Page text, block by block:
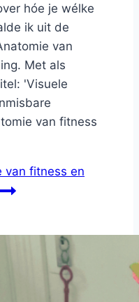
hóe je wélke
ik uit de
van
Met als
'Visuele
van fitness
van fitness en